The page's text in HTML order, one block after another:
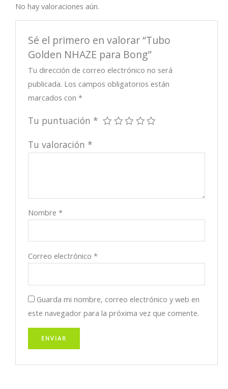
No hay valoraciones aún.
Sé el primero en valorar “Tubo
Golden NHAZE para Bong”
Tu dirección de correo electrónico no será
publicada. Los campos obligatorios están
marcados con*
Tu puntuación *
Tu valoración *
Nombre*
Correo electrónico*
Guarda mi nombre, correo electrónico y web en
este navegador para la próxima vez que comente.